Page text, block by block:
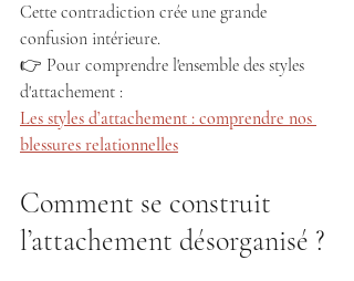
Cette contradiction crée une grande
confusion intérieure.
👉 Pour comprendre l'ensemble des styles
d'attachement :
Les styles d’attachement : comprendre nos
blessures relationnelles
Comment se construit
l’attachement désorganisé ?